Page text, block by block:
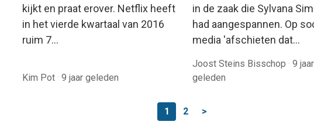
kijkt en praat erover. Netflix heeft
in het vierde kwartaal van 2016
ruim 7…
Kim Pot · 9 jaar geleden
in de zaak die Sylvana
had aangespannen. Op
media 'afschieten dat…
Joost Steins Bisschop · 9 jaar
geleden
1 2 >